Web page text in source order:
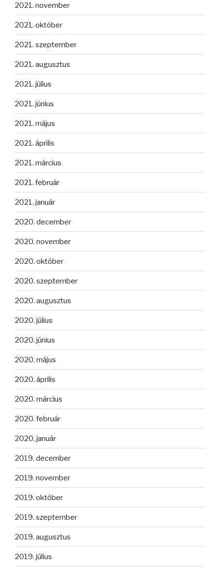
2021. november
2021. október
2021. szeptember
2021. augusztus
2021. július
2021. június
2021. május
2021. április
2021. március
2021. február
2021. január
2020. december
2020. november
2020. október
2020. szeptember
2020. augusztus
2020. július
2020. június
2020. május
2020. április
2020. március
2020. február
2020. január
2019. december
2019. november
2019. október
2019. szeptember
2019. augusztus
2019. július